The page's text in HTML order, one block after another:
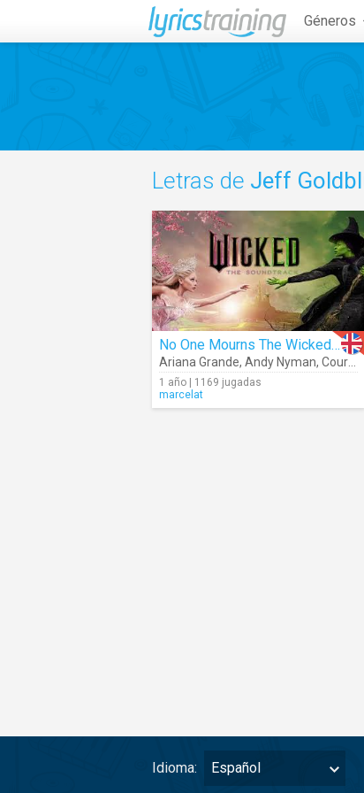
Géneros
Letras de Jeff
No One Mourns The Wicked (Audio)
Ariana Grande, Andy Nyman, Courtney-Mae Briggs
1 año | 1169 jugadas
marcelat
Idioma: Español